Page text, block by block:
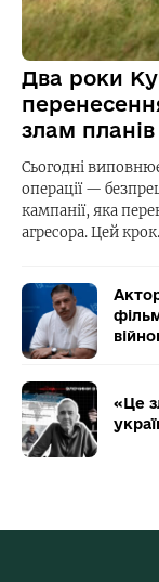
Два роки
злам
Сьогодні
операції —
кампанії, яка
агресора. Цей
«Це